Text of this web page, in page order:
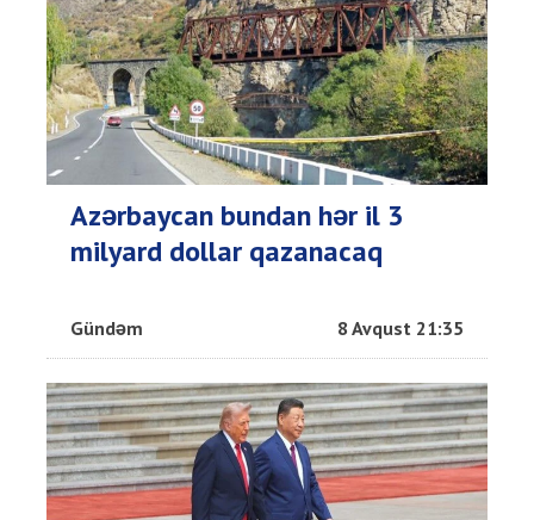
Azərbaycan bundan hər il 3
milyard dollar qazanacaq
Gündəm 8 Avqust 21:35